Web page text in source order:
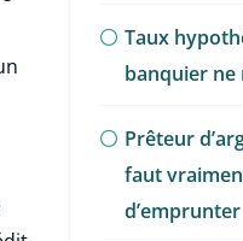
Taux
banquier ne
Prêteur
faut
d’emprunter